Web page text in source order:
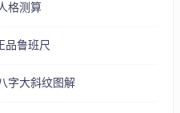
格测算
品鲁班尺
字大斜纹图解